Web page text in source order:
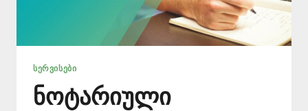
ᲡᲔᲠᲕᲘᲡᲔᲑᲘ
ნოტარიული